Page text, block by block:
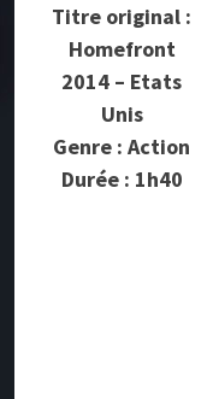
Titre original :
Homefront
2014 – Etats
Unis
Genre : Action
Durée : 1h40